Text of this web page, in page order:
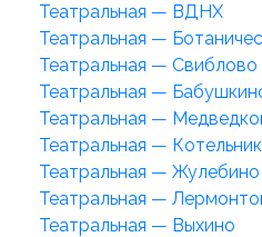
Театральная — ВДНХ
Театральная —
Театральная — Свиблово
Театральная —
Театральная —
Театральная —
Театральная — Жулебино
Театральная —
Театральная — Выхино